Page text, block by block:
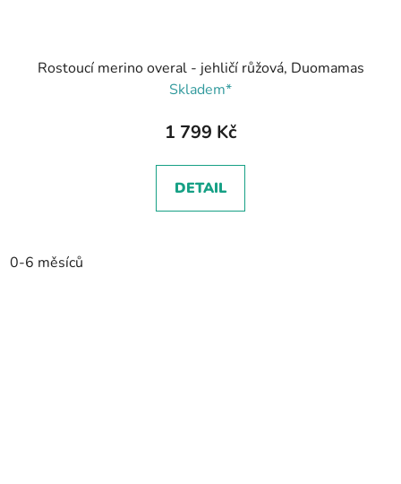
Rostoucí merino overal - jehličí růžová, Duomamas
Skladem*
1 799 Kč
DETAIL
0-6 měsíců